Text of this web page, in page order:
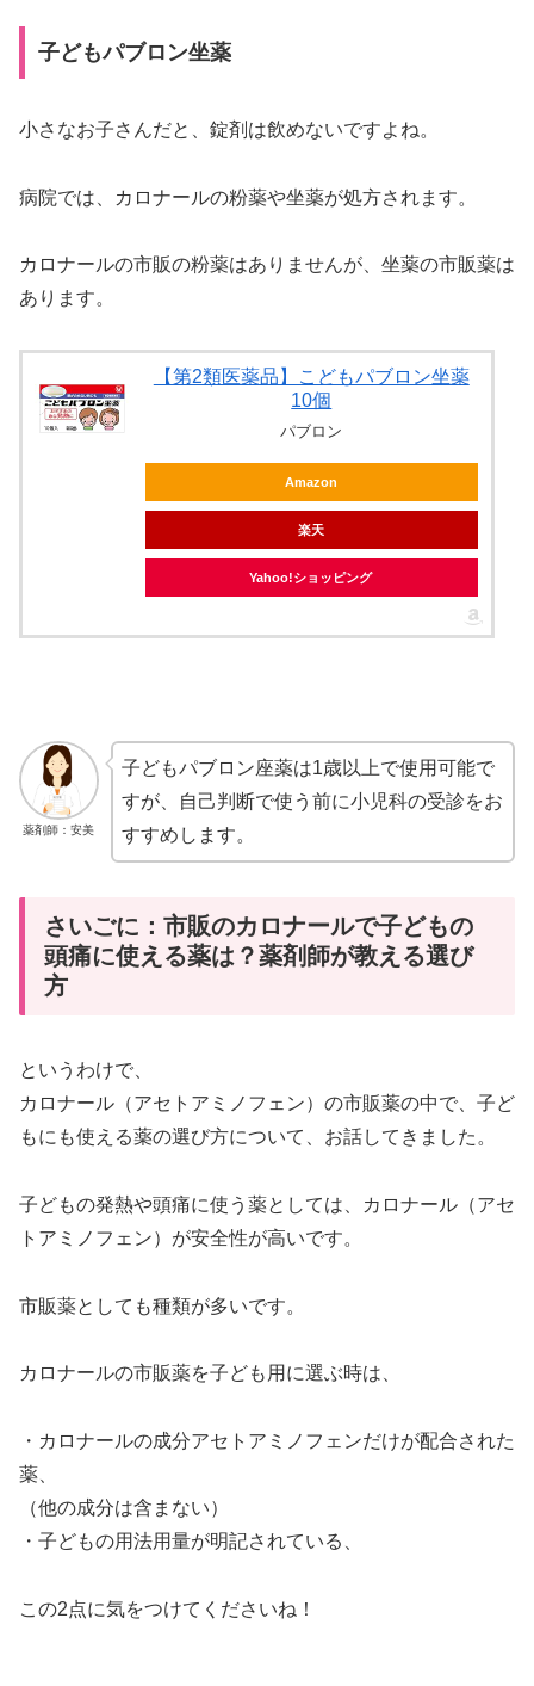
子どもパブロン坐薬
小さなお子さんだと、錠剤は飲めないですよね。
病院では、カロナールの粉薬や坐薬が処方されます。
カロナールの市販の粉薬はありませんが、坐薬の市販薬は
あります。
【第2類医薬品】こどもパブロン坐薬
10個
パブロン
Amazon
楽天
Yahoo!ショッピング
薬剤師：安美
子どもパブロン座薬は1歳以上で使用可能で
すが、自己判断で使う前に小児科の受診をお
すすめします。
さいごに：市販のカロナールで子どもの
頭痛に使える薬は？薬剤師が教える選び
方
というわけで、
カロナール（アセトアミノフェン）の市販薬の中で、子ど
もにも使える薬の選び方について、お話してきました。
子どもの発熱や頭痛に使う薬としては、カロナール（アセ
トアミノフェン）が安全性が高いです。
市販薬としても種類が多いです。
カロナールの市販薬を子ども用に選ぶ時は、
・カロナールの成分アセトアミノフェンだけが配合された
薬、
（他の成分は含まない）
・子どもの用法用量が明記されている、
この2点に気をつけてくださいね！